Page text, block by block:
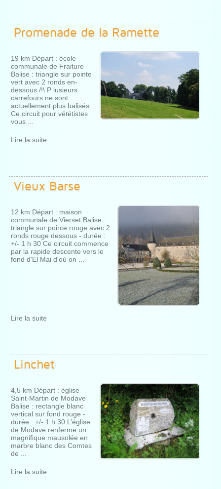
Promenade de la Ramette
19 km Départ : école
communale de Fraiture
Balise : triangle sur pointe
vert avec 2 ronds en-
dessous /!\ P lusieurs
carrefours ne sont
actuellement plus balisés
Ce circuit pour vététistes
vous ...
Lire la suite
Vieux Barse
12 km Départ : maison
communale de Vierset Balise :
triangle sur pointe rouge avec 2
ronds rouge dessous - durée :
+/- 1 h 30 Ce circuit commence
par la rapide descente vers le
fond d'El Mai d'où on ...
Lire la suite
Linchet
4,5 km Départ : église
Saint-Martin de Modave
Balise : rectangle blanc
vertical sur fond rouge -
durée : +/- 1 h 30 L’église
de Modave renferme un
magnifique mausolée en
marbre blanc des Comtes
de ...
Lire la suite